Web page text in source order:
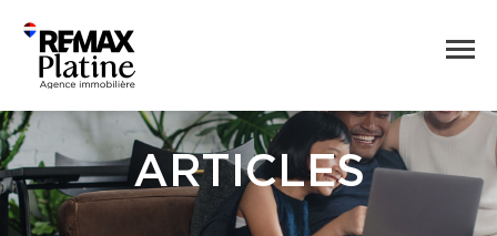
ARTICLES